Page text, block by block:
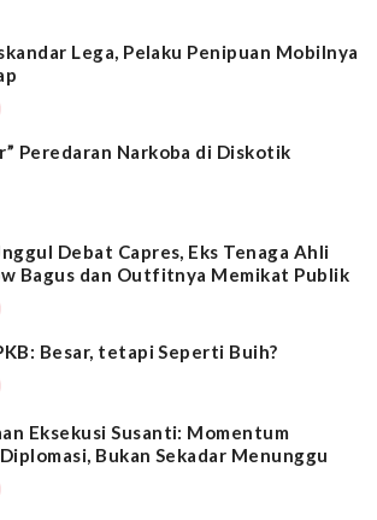
Lega, Pelaku Penipuan Mobilnya
Peredaran Narkoba di Diskotik
Debat Capres, Eks Tenaga Ahli
Bagus dan Outfitnya Memikat Publik
Besar, tetapi Seperti Buih?
Eksekusi Susanti: Momentum
Bukan Sekadar Menunggu